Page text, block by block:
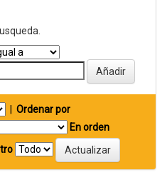
Ordenar por
En orden